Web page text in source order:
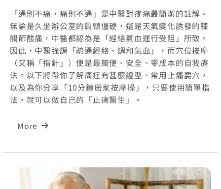
「通則不痛，痛則不通」是中醫對疼痛最簡潔的註解。
無論是久坐辦公室的肩頸僵硬，還是天氣變化誘發的膝
關節酸痛，中醫都認為是「經絡氣血運行受阻」所致。
因此，中醫強調「疏通經絡、調和氣血」，而穴位按摩
（又稱「指針」）便是最簡便、安全、零成本的自我療
法。以下將帶你了解痛症有甚麼證型、常用止痛要穴，
以及為你分享「10分鐘居家按摩操」，只要使用簡單指
法，就可以做自己的「止痛醫生」。
More